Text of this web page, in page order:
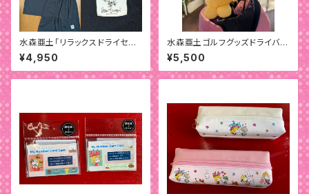
水森亜土「リラックスドライセット
アップ」
¥4,950
水森亜土ゴルフグッズドライバー
用ヘッドカバー
¥5,500